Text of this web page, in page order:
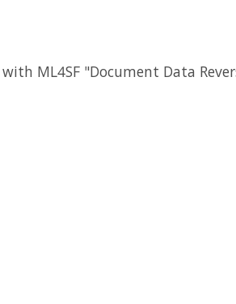
ML4SF "Document Data